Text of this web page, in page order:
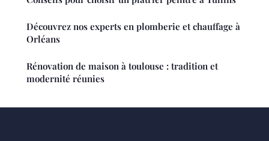
Découvrez nos experts en plomberie et chauffage à
Orléans
Rénovation de maison à toulouse : tradition et
modernité réunies